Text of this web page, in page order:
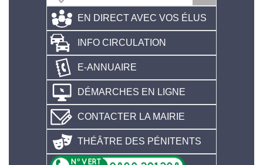
EN DIRECT AVEC VOS ÉLUS
INFO CIRCULATION
E-ANNUAIRE
DÉMARCHES EN LIGNE
CONTACTER LA MAIRIE
THÉÂTRE DES PÉNITENTS